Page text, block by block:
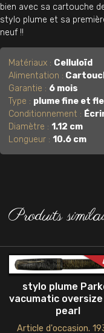
bien avec sa cartouche
stylo plume et sa
neuf !!
Matériaux : Celluloïd
Alimentation :
Garantie : 6 mois
Type : plume fine et
Conditionnement :
Diamètre :1.12 cm
Longueur :10.6 cm
Produits
stylo plume
vacumatic
pearl
Article d'occasion.